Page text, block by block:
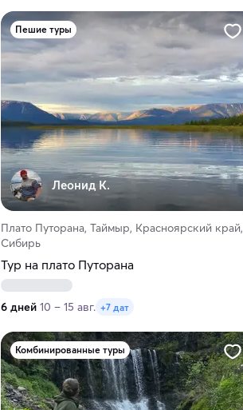
Пешие туры
Леонид К.
Плато Путорана, Таймыр, Красноярский край,
Сибирь
Тур на плато Путорана
6 дней 10 – 15 авг. +7 дат
Комбинированные туры